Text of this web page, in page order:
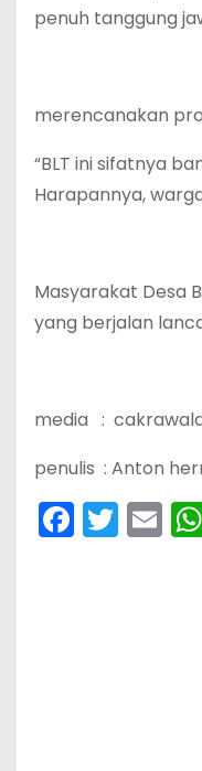
penuh tanggung
merencanakan
“BLT ini sifatnya
Harapannya,
Masyarakat Desa
yang berjalan
media :
penulis : Anton
F
a
T
w
E
m